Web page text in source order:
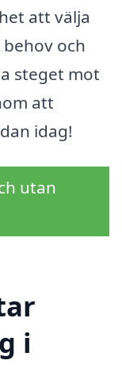
att välja
och
steget mot
att
idag!
utan
i